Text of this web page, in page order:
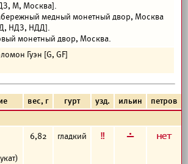
М, Москва].
медный монетный двор, Москва
НДЗ, НДД].
монетный двор, Москва.
Гуэн [G, GF]
вес, г гурт узд. ильин петров
6,82 гладкий е г а